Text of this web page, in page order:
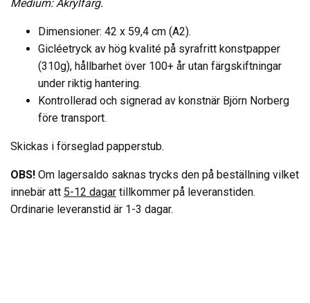
Medium: Akrylfärg.
Dimensioner: 42 x 59,4 cm (A2).
Gicléetryck av hög kvalité på syrafritt konstpapper
(310g), hållbarhet över 100+ år utan färgskiftningar
under riktig hantering.
Kontrollerad och signerad av konstnär Björn Norberg
före transport.
Skickas i förseglad papperstub.
OBS! Om lagersaldo saknas trycks den på beställning vilket
innebär att 5-12 dagar tillkommer på leveranstiden.
Ordinarie leveranstid är 1-3 dagar.